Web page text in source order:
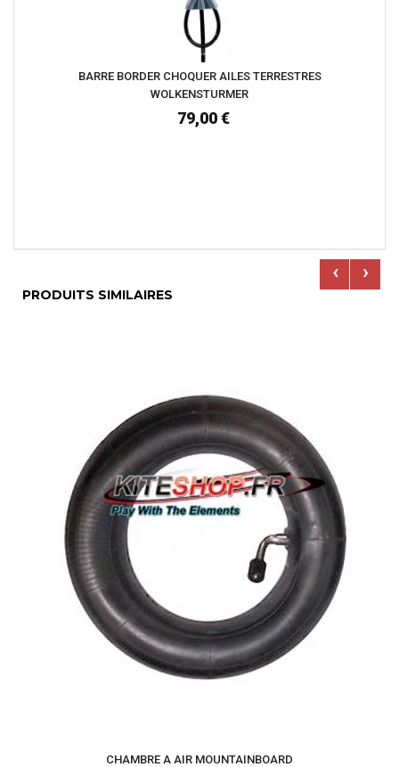
BARRE BORDER CHOQUER AILES TERRESTRES
WOLKENSTURMER
79,00 €
PRODUITS SIMILAIRES
‹ ›
CHAMBRE A AIR MOUNTAINBOARD